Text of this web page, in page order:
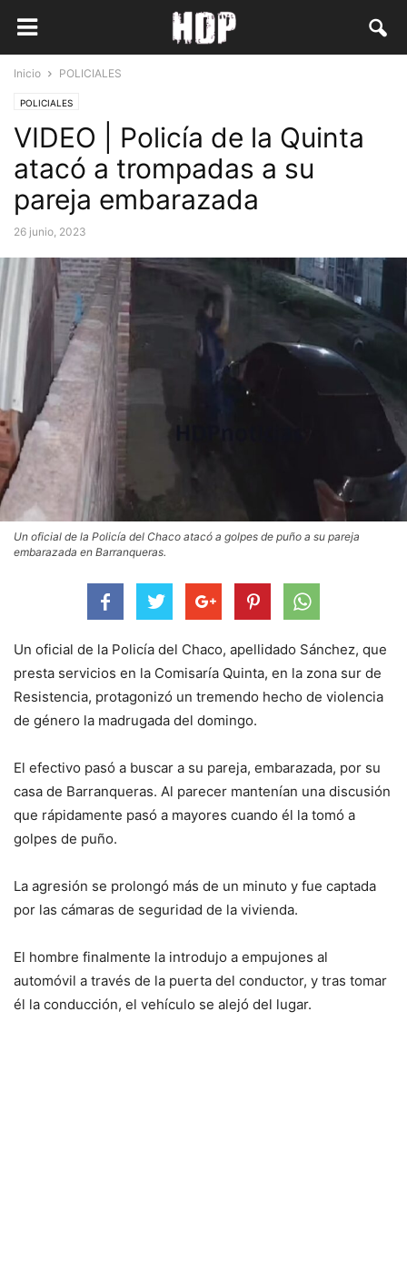
Inicio POLICIALES
POLICIALES
VIDEO | Policía de la Quinta
atacó a trompadas a su
pareja embarazada
26 junio, 2023
Un oficial de la Policía del Chaco atacó a golpes de puño a su pareja
embarazada en Barranqueras.
Un oficial de la Policía del Chaco, apellidado Sánchez, que
presta servicios en la Comisaría Quinta, en la zona sur de
Resistencia, protagonizó un tremendo hecho de violencia
de género la madrugada del domingo.
El efectivo pasó a buscar a su pareja, embarazada, por su
casa de Barranqueras. Al parecer mantenían una discusión
que rápidamente pasó a mayores cuando él la tomó a
golpes de puño.
La agresión se prolongó más de un minuto y fue captada
por las cámaras de seguridad de la vivienda.
El hombre finalmente la introdujo a empujones al
automóvil a través de la puerta del conductor, y tras tomar
él la conducción, el vehículo se alejó del lugar.